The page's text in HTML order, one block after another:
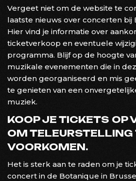
Vergeet niet om de website te
laatste nieuws over concerten bij
Hier vind je informatie over
ticketverkoop en eventuele
programma. Blijf op de hoogte
muzikale evenementen die in
worden georganiseerd en mis
te genieten van een
muziek.
KOOP JE TICKETS OP
OM TELEURSTELLING
VOORKOMEN.
Het is sterk aan te raden om je
concert in de Botanique in